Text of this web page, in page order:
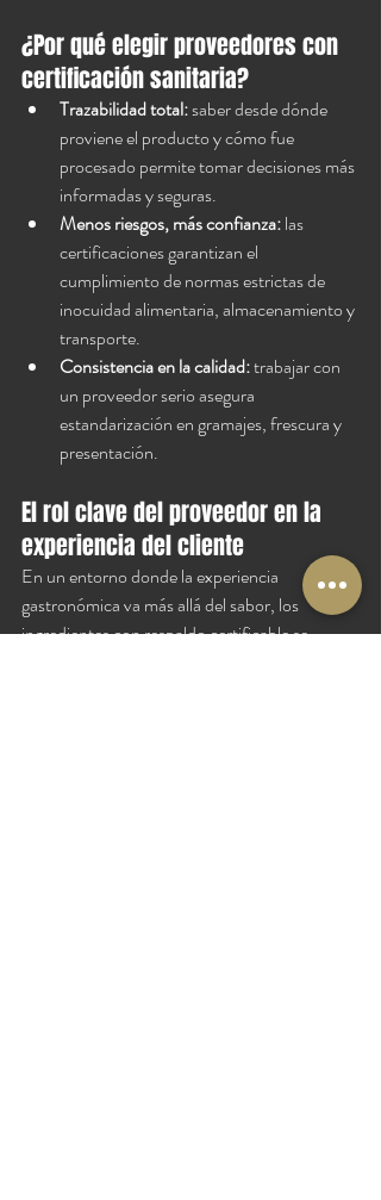
¿Por qué elegir proveedores con
certificación sanitaria?
Trazabilidad total: saber desde dónde
proviene el producto y cómo fue
procesado permite tomar decisiones más
informadas y seguras.
Menos riesgos, más confianza: las
certificaciones garantizan el
cumplimiento de normas estrictas de
inocuidad alimentaria, almacenamiento y
transporte.
Consistencia en la calidad: trabajar con
un proveedor serio asegura
estandarización en gramajes, frescura y
presentación.
El rol clave del proveedor en la
experiencia del cliente
En un entorno donde la experiencia
gastronómica va más allá del sabor, los
ingredientes con respaldo certificable se